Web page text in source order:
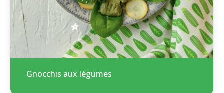
Gnocchis aux légumes